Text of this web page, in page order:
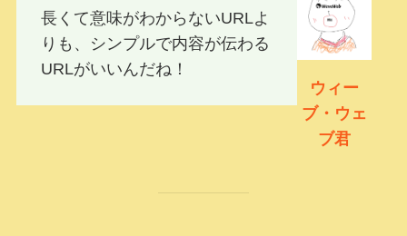
長くて意味がわからないURLよ
りも、シンプルで内容が伝わる
URLがいいんだね！
ウィー
ブ・ウェ
ブ君